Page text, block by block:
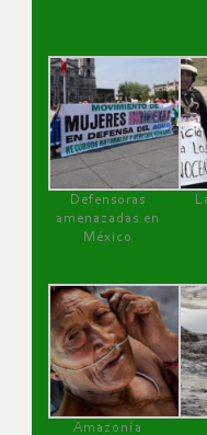
Defensoras
amenazadas en
México
Amazonía